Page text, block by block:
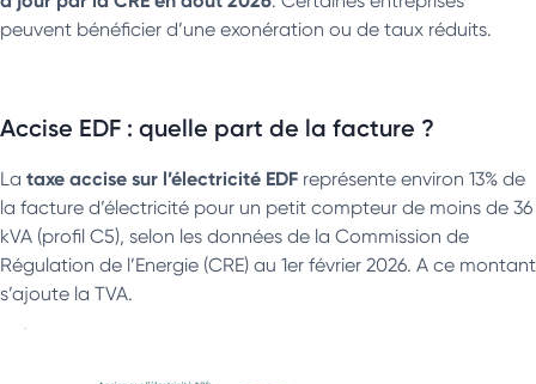
peuvent bénéficier d’une exonération ou de taux réduits.
Accise EDF : quelle part de la facture ?
La taxe accise sur l’électricité EDF représente environ 13% de
la facture d’électricité pour un petit compteur de moins de 36
kVA (profil C5), selon les données de la Commission de
Régulation de l’Energie (CRE) au 1er février 2026. A ce montant
s’ajoute la TVA.